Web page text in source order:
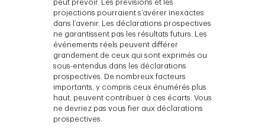
peut prévoir. Les prévisions et les
projections pourraient s’avérer inexactes
dans l’avenir. Les déclarations prospectives
ne garantissent pas les résultats futurs. Les
événements réels peuvent différer
grandement de ceux qui sont exprimés ou
sous-entendus dans les déclarations
prospectives. De nombreux facteurs
importants, y compris ceux énumérés plus
haut, peuvent contribuer à ces écarts. Vous
ne devriez pas vous fier aux déclarations
prospectives.